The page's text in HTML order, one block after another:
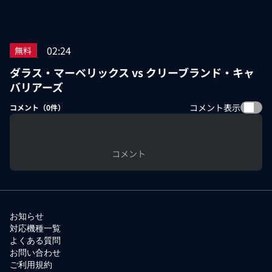
無料 02:24
ダラス・マーベリックス vs クリーブランド・キャ
バリアーズ
コメント（0件） コメント表示
コメント
お知らせ
対応機種一覧
よくある質問
お問い合わせ
ご利用規約